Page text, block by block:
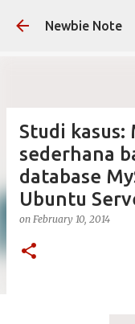
Newbie Note
Studi kasus:
sederhana
database
Ubuntu
on February 10, 2014